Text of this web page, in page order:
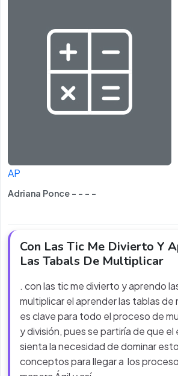
AP
Adriana Ponce - - - -
Con Las Tic Me Divierto Y
Las Tabals De Multiplicar
. con las tic me divierto y aprendo
multiplicar el aprender las tablas de
es clave para todo el proceso de
y división, pues se partiría de que
sienta la necesidad de dominar
conceptos para llegar a los